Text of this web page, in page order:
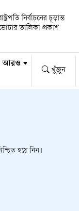
নির্বাচনের চূড়ান্ত
তালিকা প্রকাশ
আরও
খুঁজুন
হয়ে নিন।